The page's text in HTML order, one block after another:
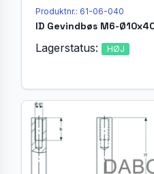
Produktnr.: 61-06-040
Lagerstatus: HØJ